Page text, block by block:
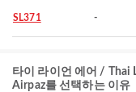
SL371 -
타이 라이언 에어 / Thai
Airpaz를 선택하는 이유